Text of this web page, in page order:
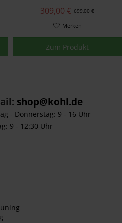
2019-22699,00 €
309,00 €
Merken
Zum Produkt
shop@kohl.de
- Donnerstag: 9 - 16 Uhr
9 - 12:30 Uhr